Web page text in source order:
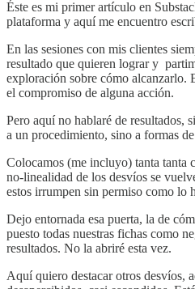
Éste es mi primer artículo en
plataforma y aquí me encuentro
En las sesiones con mis clientes
resultado que quieren lograr y
exploración sobre cómo alcanzarlo.
el compromiso de alguna acción.
Pero aquí no hablaré de resultados,
a un procedimiento, sino a formas
Colocamos (me incluyo) tanta tanta
no-linealidad de los desvíos se
estos irrumpen sin permiso como lo
Dejo entornada esa puerta, la de
puesto todas nuestras fichas como
resultados. No la abriré esta vez.
Aquí quiero destacar otros desvíos,